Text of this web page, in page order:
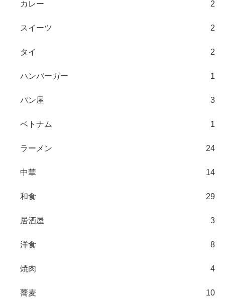
カレー 2
スイーツ 2
タイ 2
ハンバーガー 1
パン屋 3
ベトナム 1
ラーメン 24
中華 14
和食 29
居酒屋 3
洋食 8
焼肉 4
蕎麦 10